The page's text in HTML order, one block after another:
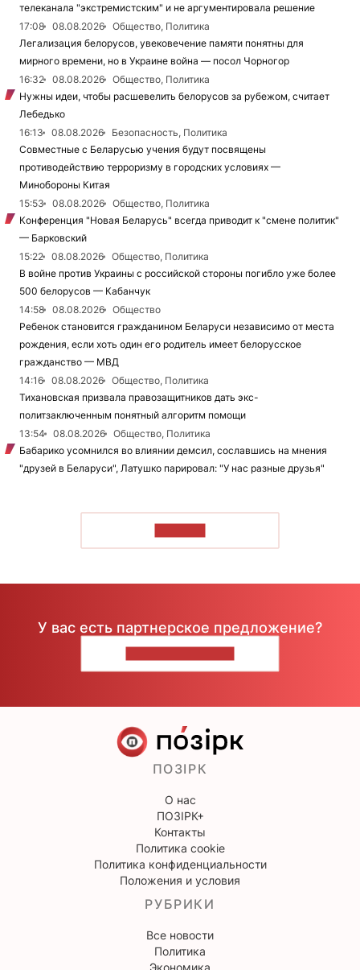
телеканала "экстремистским" и не аргументировала решение
17:08
08.08.2026
Общество, Политика
Легализация белорусов, увековечение памяти понятны для
мирного времени, но в Украине война — посол Чорногор
16:32
08.08.2026
Общество, Политика
Нужны идеи, чтобы расшевелить белорусов за рубежом, считает
Лебедько
16:13
08.08.2026
Безопасность, Политика
Совместные с Беларусью учения будут посвящены
противодействию терроризму в городских условиях —
Минобороны Китая
15:53
08.08.2026
Общество, Политика
Конференция "Новая Беларусь" всегда приводит к "смене политик"
— Барковский
15:22
08.08.2026
Общество, Политика
В войне против Украины с российской стороны погибло уже более
500 белорусов — Кабанчук
14:58
08.08.2026
Общество
Ребенок становится гражданином Беларуси независимо от места
рождения, если хоть один его родитель имеет белорусское
гражданство — МВД
14:16
08.08.2026
Общество, Политика
Тихановская призвала правозащитников дать экс-
политзаключенным понятный алгоритм помощи
13:54
08.08.2026
Общество, Политика
Бабарико усомнился во влиянии демсил, сославшись на мнения
"друзей в Беларуси", Латушко парировал: "У нас разные друзья"
У вас есть партнерское предложение?
ПОЗІРК
О нас
ПОЗІРК+
Контакты
Политика cookie
Политика конфиденциальности
Положения и условия
РУБРИКИ
Все новости
Политика
Экономика